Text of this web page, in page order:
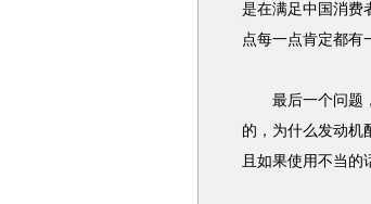
是在满足中国消费
点每一点肯定都有
最后一个问题，
的，为什么发动机
且如果使用不当的